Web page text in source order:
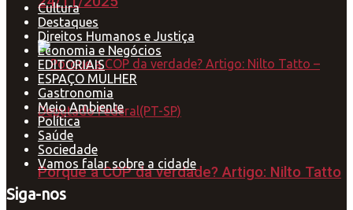
Porque a COP da verdade? Artigo: Nilto Tatto
Cultura
Destaques
Direitos Humanos e Justiça
Economia e Negócios
EDITORIAIS
ESPAÇO MULHER
Gastronomia
Meio Ambiente
Política
Saúde
Sociedade
Vamos falar sobre a cidade
Siga-nos